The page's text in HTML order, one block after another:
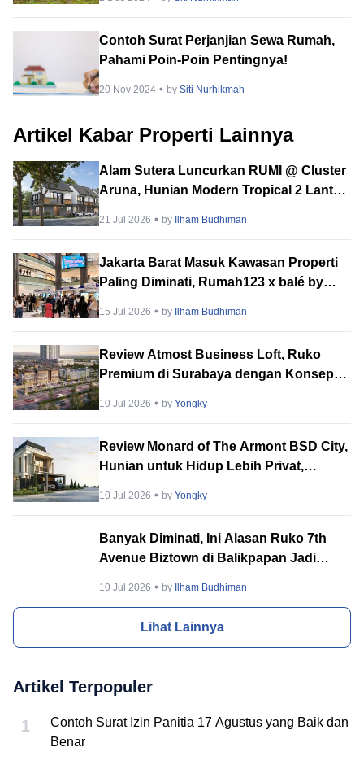
Contoh Surat Perjanjian Sewa Rumah,
Pahami Poin-Poin Pentingnya!
20 Nov 2024 bySiti Nurhikmah
Artikel Kabar Properti Lainnya
Alam Sutera Luncurkan RUMI @ Cluster
Aruna, Hunian Modern Tropical 2 Lantai
21 Jul 2026 by Ilham Budhiman
Jakarta Barat Masuk Kawasan Properti
Paling Diminati, Rumah123 x balé by
Puluhan Developer
15 Jul 2026 by Ilham Budhiman
Review Atmost Business Loft, Ruko
Premium di Surabaya dengan Konsep
10 Jul 2026 byYongky
Review Monard of The Armont BSD City,
Hunian untuk Hidup Lebih Privat,
10 Jul 2026 byYongky
Banyak Diminati, Ini Alasan Ruko 7th
Avenue Biztown di Balikpapan Jadi
10 Jul 2026 by Ilham Budhiman
Lihat Lainnya
Artikel Terpopuler
1
Contoh Surat Izin Panitia 17 Agustus yang Baik dan
Benar